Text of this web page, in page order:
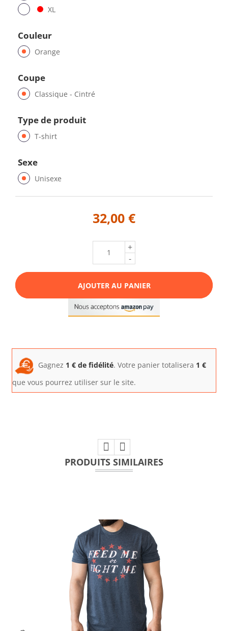
XL
Couleur
Orange
Coupe
Classique - Cintré
Type de produit
T-shirt
Sexe
Unisexe
32,00 €
+
-
AJOUTER AU PANIER
Gagnez 1 € de fidélité. Votre panier totalisera 1 €
que vous pourrez utiliser sur le site.
PRODUITS SIMILAIRES